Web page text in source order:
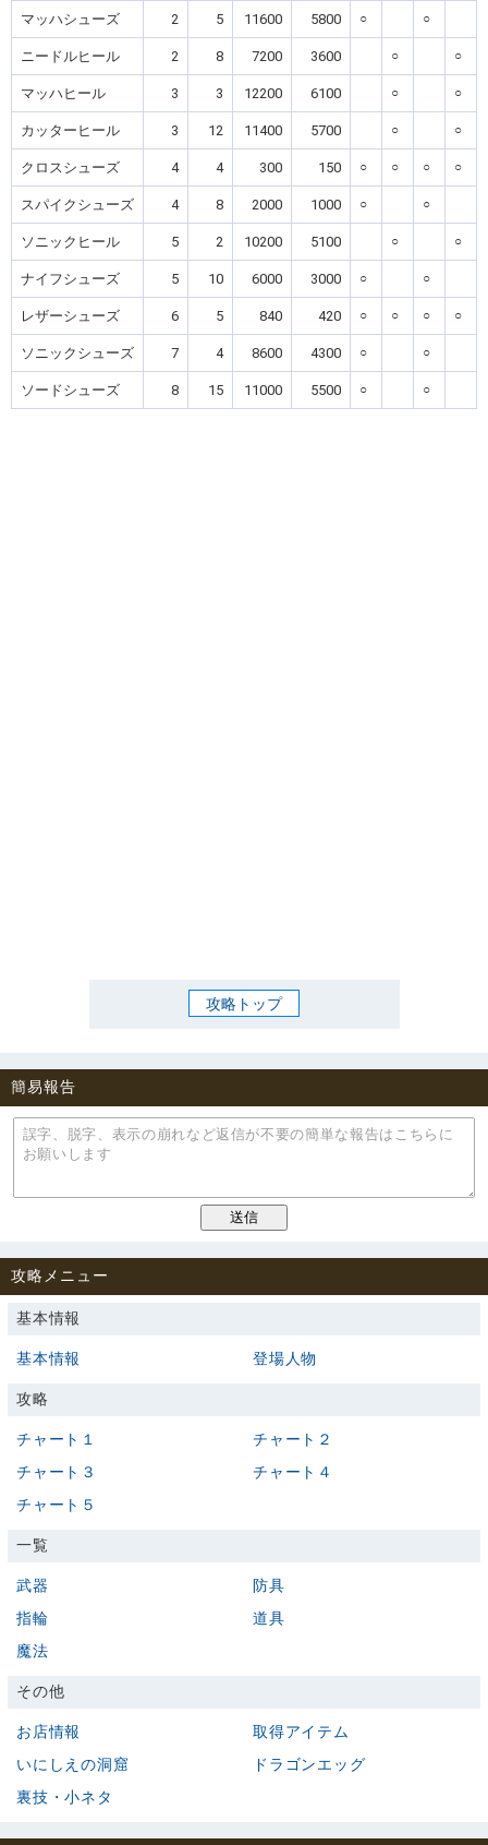
マッハシューズ 2 5 11600 5800 ○ ○
ニードルヒール 2 8 7200 3600 ○ ○
マッハヒール 3 3 12200 6100 ○ ○
カッターヒール 3 12 11400 5700 ○ ○
クロスシューズ 4 4 300 150 ○ ○ ○ ○
スパイクシューズ 4 8 2000 1000 ○ ○
ソニックヒール 5 2 10200 5100 ○ ○
ナイフシューズ 5 10 6000 3000 ○ ○
レザーシューズ 6 5 840 420 ○ ○ ○ ○
ソニックシューズ 7 4 8600 4300 ○ ○
ソードシューズ 8 15 11000 5500 ○ ○
攻略トップ
簡易報告
攻略メニュー
基本情報
基本情報 登場人物
攻略
チャート１
チャート２
チャート３
チャート４
チャート５
一覧
武器
防具
指輪
道具
魔法
その他
お店情報
取得アイテム
いにしえの洞窟
ドラゴンエッグ
裏技・小ネタ